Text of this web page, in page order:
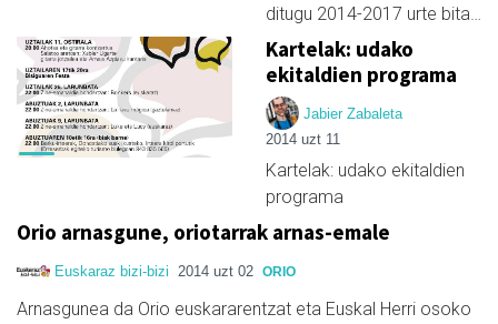
ditugu 2014-2017 urte bita…
Kartelak: udako
ekitaldien programa
Jabier Zabaleta
2014 uzt 11
Kartelak: udako ekitaldien
programa
Orio arnasgune, oriotarrak arnas-emale
Euskaraz bizi-bizi 2014 uzt 02 ORIO
Arnasgunea da Orio euskararentzat eta Euskal Herri osoko